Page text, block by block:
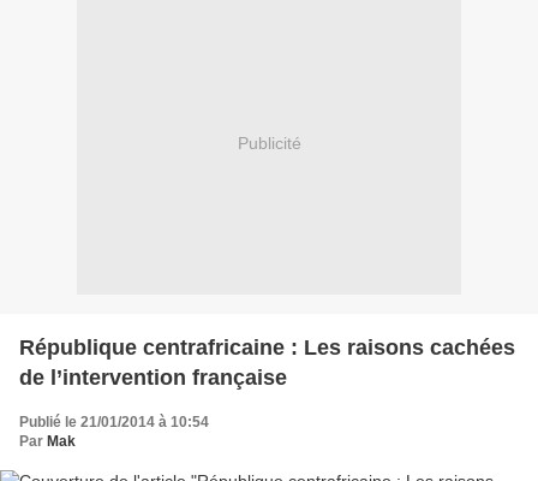
Publicité
République centrafricaine : Les raisons cachées
de l’intervention française
Publié le 21/01/2014 à 10:54
Par Mak